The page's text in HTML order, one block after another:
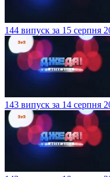
144 випуск за 15 серпня
143 випуск за 14 серпня